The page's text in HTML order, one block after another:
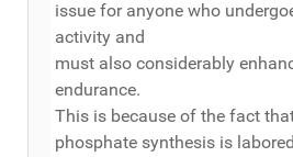
issue for anyone who
activity and
must also considerably
endurance.
This is because of the fact
phosphate synthesis is